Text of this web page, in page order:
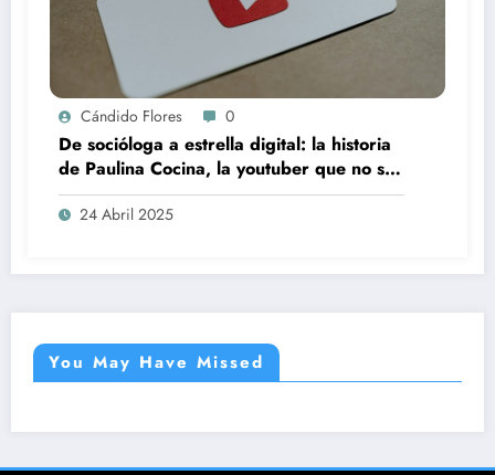
Cándido Flores 0
De socióloga a estrella digital: la historia
de Paulina Cocina, la youtuber que no se
llama Paulina ni es chef
24 Abril 2025
You May Have Missed